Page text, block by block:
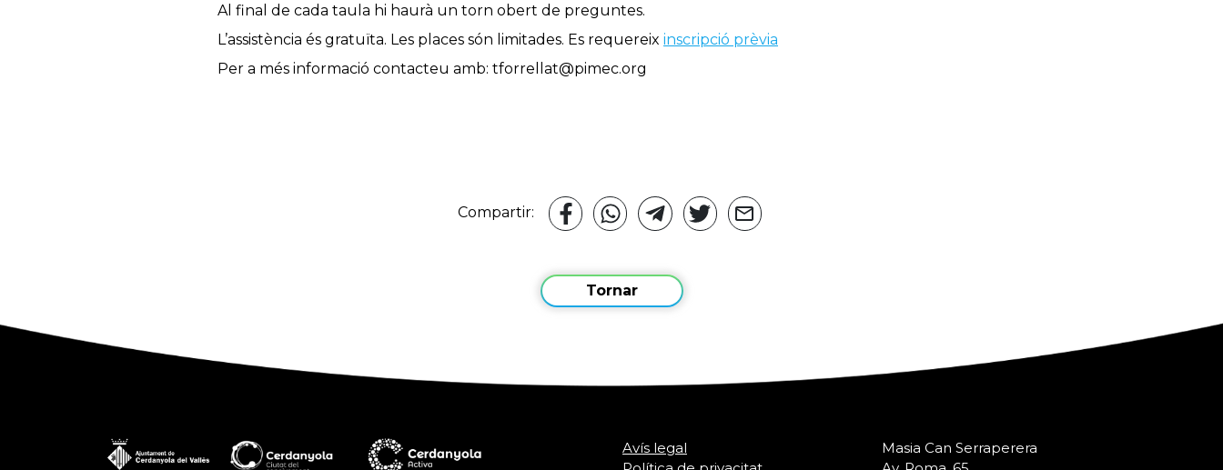
Al final de cada taula hi haurà un torn obert de preguntes.
L’assistència és gratuïta. Les places són limitades. Es requereix inscripció prèvia
Per a més informació contacteu amb: tforrellat@pimec.org
Compartir:
Tornar
Avís legal
Masia Can Serraperera